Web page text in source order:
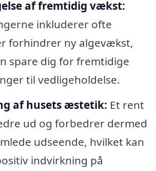
af fremtidig vækst:
inkluderer ofte
forhindrer ny algevækst,
spare dig for fremtidige
til vedligeholdelse.
af husets æstetik: Et rent
ud og forbedrer dermed
udseende, hvilket kan
indvirkning på